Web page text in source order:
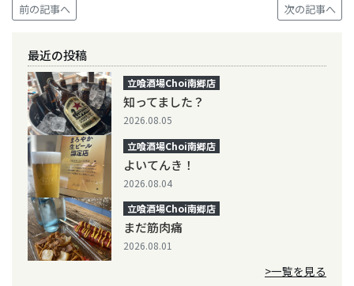
前の記事へ 次の記事へ
最近の投稿
立喰酒場Choi南郷店
知ってました？
2026.08.05
立喰酒場Choi南郷店
よいてんき！
2026.08.04
立喰酒場Choi南郷店
まだ筋肉痛
2026.08.01
>一覧を見る